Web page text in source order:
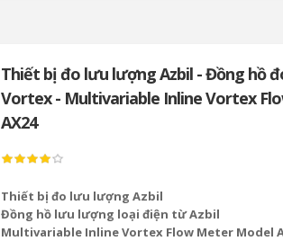
Thiết bị đo lưu lượng Azbil - Đồng hồ
Vortex - Multivariable Inline Vortex
AX24
Thiết bị đo lưu lượng Azbil
Đồng hồ lưu lượng loại điện từ Azbil
Multivariable Inline Vortex Flow Meter Model